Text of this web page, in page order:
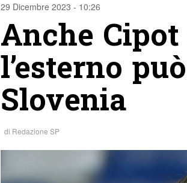
29 Dicembre 2023 - 10:26
Anche
l’esterno
Slovenia
di Redazione SP